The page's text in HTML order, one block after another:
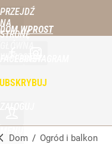
PRZEJDŹ
NA
STRONĘ
DOM WPROST
Dom / Ogród i balkon